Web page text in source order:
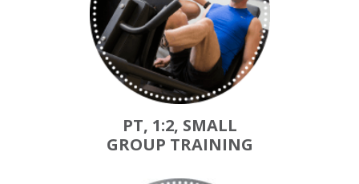
PT, 1:2, SMALL
GROUP TRAINING